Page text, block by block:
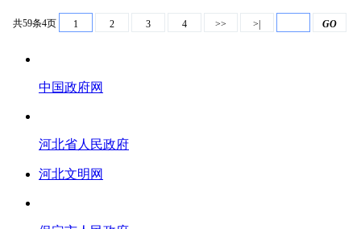
共59条4页 1 2 3 4 >> >| GO
中国政府网
河北省人民政府
河北文明网